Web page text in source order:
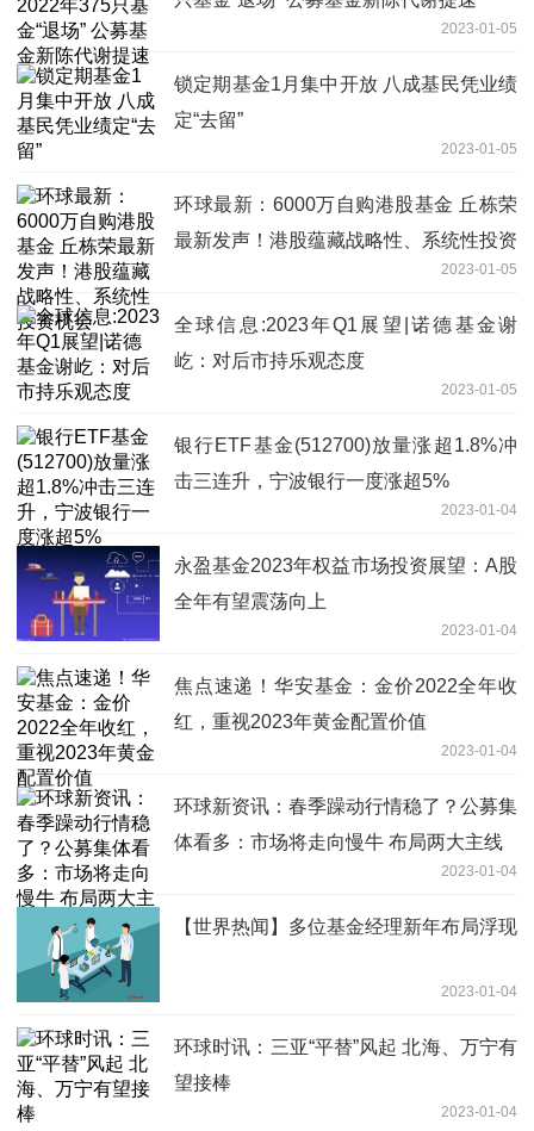
2023-01-05
锁定期基金1月集中开放 八成基民凭业绩
定“去留”
2023-01-05
环球最新：6000万自购港股基金 丘栋荣
最新发声！港股蕴藏战略性、系统性投资
2023-01-05
全球信息:2023年Q1展望|诺德基金谢
屹：对后市持乐观态度
2023-01-05
银行ETF基金(512700)放量涨超1.8%冲
击三连升，宁波银行一度涨超5%
2023-01-04
永盈基金2023年权益市场投资展望：A股
全年有望震荡向上
2023-01-04
焦点速递！华安基金：金价2022全年收
红，重视2023年黄金配置价值
2023-01-04
环球新资讯：春季躁动行情稳了？公募集
体看多：市场将走向慢牛 布局两大主线
2023-01-04
【世界热闻】多位基金经理新年布局浮现
2023-01-04
环球时讯：三亚“平替”风起 北海、万宁有
望接棒
2023-01-04